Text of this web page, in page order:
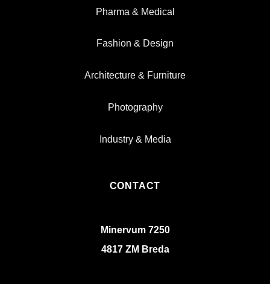
Pharma & Medical
Fashion & Design
Architecture & Furniture
Photography
Industry & Media
CONTACT
Minervum 7250
4817 ZM Breda